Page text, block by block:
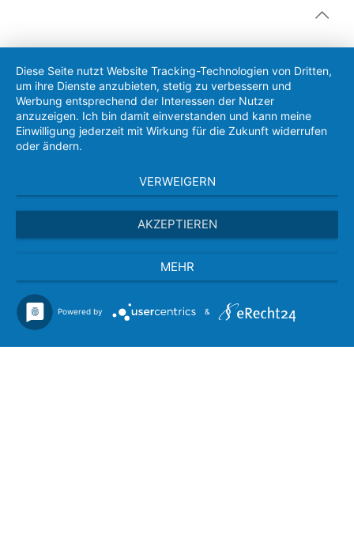
Diese Seite nutzt Website Tracking-Technologien von Dritten,
um ihre Dienste anzubieten, stetig zu verbessern und
Werbung entsprechend der Interessen der Nutzer
anzuzeigen. Ich bin damit einverstanden und kann meine
Einwilligung jederzeit mit Wirkung für die Zukunft widerrufen
oder ändern.
VERWEIGERN
AKZEPTIEREN
MEHR
Powered by &